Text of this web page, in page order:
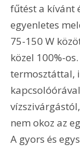
fűtést a kívánt
egyenletes
75-150 W
közel 100%-
termosztáttal,
nem okoz az
A gyors és